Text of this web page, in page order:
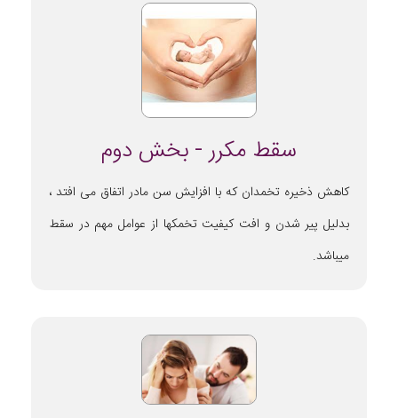
سقط مکرر - بخش دوم
کاهش ذخیره تخمدان که با افزایش سن مادر اتفاق می افتد ،
بدلیل پیر شدن و افت کیفیت تخمکها از عوامل مهم در سقط
میباشد.